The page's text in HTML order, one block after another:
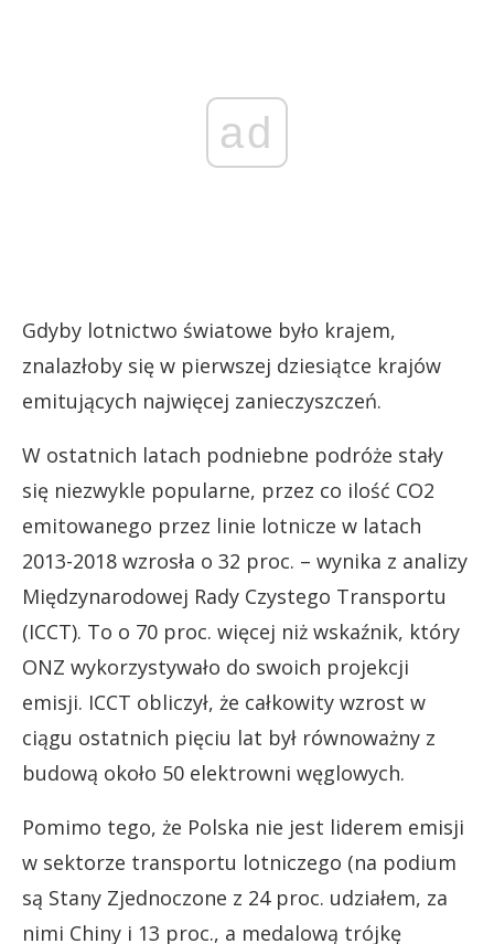
ad
Gdyby lotnictwo światowe było krajem,
znalazłoby się w pierwszej dziesiątce krajów
emitujących najwięcej zanieczyszczeń.
W ostatnich latach podniebne podróże stały
się niezwykle popularne, przez co ilość CO2
emitowanego przez linie lotnicze w latach
2013-2018 wzrosła o 32 proc. – wynika z analizy
Międzynarodowej Rady Czystego Transportu
(ICCT). To o 70 proc. więcej niż wskaźnik, który
ONZ wykorzystywało do swoich projekcji
emisji. ICCT obliczył, że całkowity wzrost w
ciągu ostatnich pięciu lat był równoważny z
budową około 50 elektrowni węglowych.
Pomimo tego, że Polska nie jest liderem emisji
w sektorze transportu lotniczego (na podium
są Stany Zjednoczone z 24 proc. udziałem, za
nimi Chiny i 13 proc., a medalową trójkę